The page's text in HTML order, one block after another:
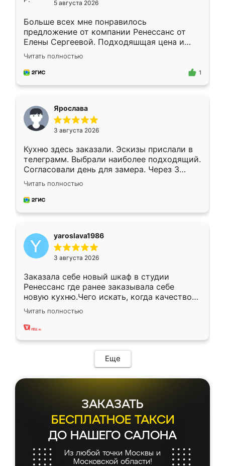
5 августа 2026
Больше всех мне понравилось
предложение от компании Ренессанс от
Елены Сергеевой. Подходяшщая цена и
короткие сроки изготовления. Приехавший
для замера сотрудник Владислав
предложил по моему эскизу самый
Читать полностью
1
Ярослава
3 августа 2026
Кухню здесь заказали. Эскизы прислали в
телеграмм. Выбрали наиболее подходящий.
Согласовали день для замера. Через 3
недели кухня была уже готова. Остались
довольны работой. Спасибо Ренессанс
мебель за качественную работу!
Читать полностью
yaroslava1986
3 августа 2026
Заказала себе новый шкаф в студии
Ренессанс где ранее заказывала себе
новую кухню.Чего искать, когда качеством
вполне довольна. Служит кухня уже почти
два года, нареканий нет.
Читать полностью
Еще
ЗАКАЗАТЬ
БЕСПЛАТНОЕ ТАКСИ
ДО НАШЕГО САЛОНА
Из любой точки Москвы и
Московской области!